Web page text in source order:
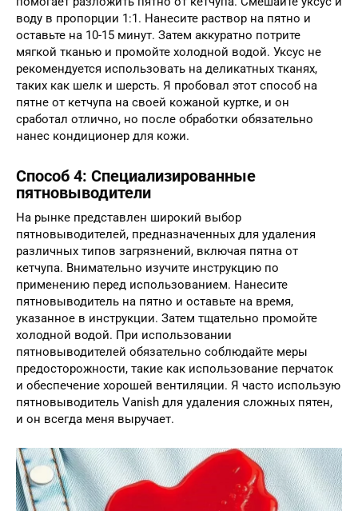
воду в пропорции 1:1. Нанесите раствор на пятно и
оставьте на 10-15 минут. Затем аккуратно потрите
мягкой тканью и промойте холодной водой. Уксус не
рекомендуется использовать на деликатных тканях,
таких как шелк и шерсть. Я пробовал этот способ на
пятне от кетчупа на своей кожаной куртке, и он
сработал отлично, но после обработки обязательно
нанес кондиционер для кожи.
Способ 4: Специализированные
пятновыводители
На рынке представлен широкий выбор
пятновыводителей, предназначенных для удаления
различных типов загрязнений, включая пятна от
кетчупа. Внимательно изучите инструкцию по
применению перед использованием. Нанесите
пятновыводитель на пятно и оставьте на время,
указанное в инструкции. Затем тщательно промойте
холодной водой. При использовании
пятновыводителей обязательно соблюдайте меры
предосторожности, такие как использование перчаток
и обеспечение хорошей вентиляции. Я часто использую
пятновыводитель Vanish для удаления сложных пятен,
и он всегда меня выручает.